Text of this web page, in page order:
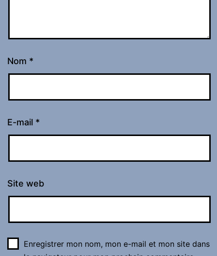
Nom *
E-mail *
Site web
Enregistrer mon nom, mon e-mail et mon site dans